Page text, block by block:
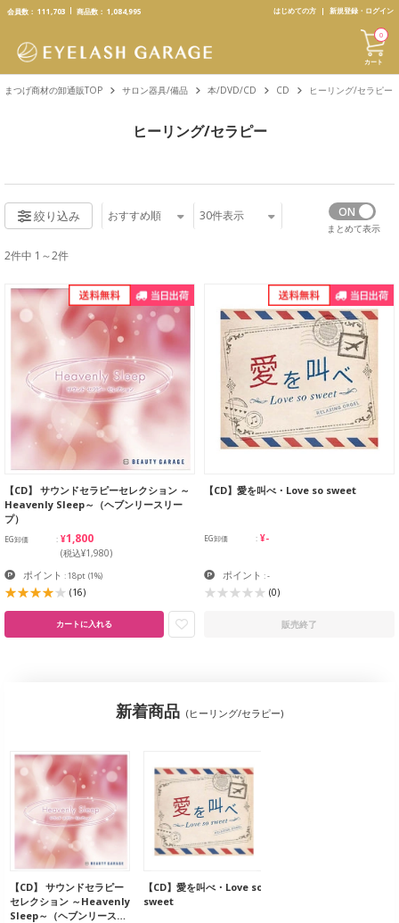
text.skipToContent
text.skipToNavigation
会員数： 111,703 商品数： 1,084,995 はじめての方 新規登録・ログイン
カート
0
まつげ商材の卸通販TOP サロン器具/備品 本/DVD/CD CD ヒーリング/セラピー
ヒーリング/セラピー
絞り込み おすすめ順 30件表示
まとめて表示
2件中 1～2件
【CD】 サウンドセラピーセレクション ～
Heavenly Sleep～（ヘブンリースリー
プ）
EG卸価 ¥1,800
(税込¥1,980)
ポイント : 18pt (1%)
(16)
カートに入れる
【CD】愛を叫べ・Love so sweet
EG卸価 ¥-
ポイント : -
(0)
販売終了
新着商品 (ヒーリング/セラピー)
【CD】 サウンドセラピー
セレクション ～Heavenly
Sleep～（ヘブンリース…
【CD】愛を叫べ・Love so
sweet